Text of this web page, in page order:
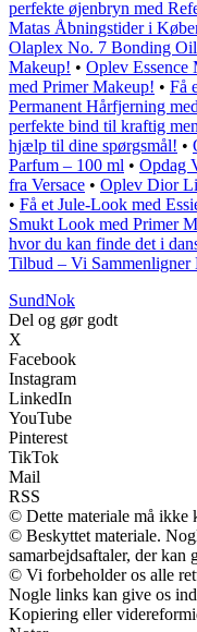
perfekte øjenbryn med
Matas Åbningstider i
Olaplex No. 7 Bonding Oil
Makeup! • Oplev Essence
med Primer Makeup! • Få
Permanent Hårfjerning
perfekte bind til kraftig
hjælp til dine spørgsmål! •
Parfum – 100 ml • Opdag
fra Versace • Oplev Dior
• Få et Jule-Look med
Smukt Look med Primer
hvor du kan finde det i
Tilbud – Vi
SundNok
Del og gør godt
X
Facebook
Instagram
LinkedIn
YouTube
Pinterest
TikTok
Mail
RSS
© Dette materiale må ikke
© Beskyttet materiale.
samarbejdsaftaler, der kan
© Vi forbeholder os alle
Nogle links kan give os
Kopiering eller